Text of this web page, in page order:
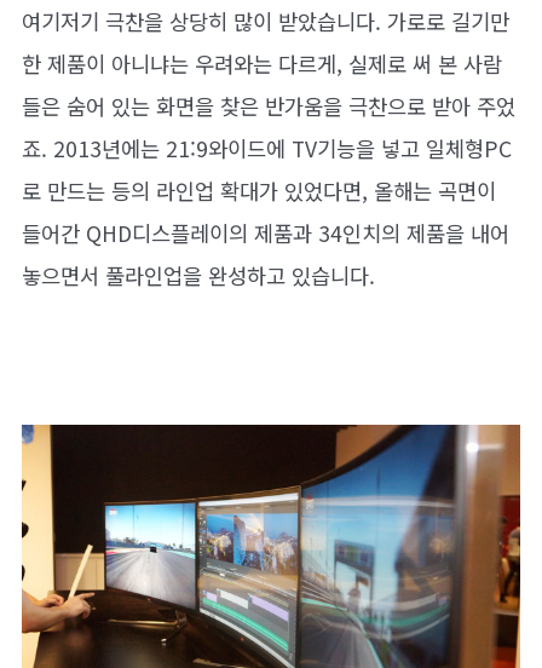
여기저기 극찬을 상당히 많이 받았습니다. 가로로 길기만
한 제품이 아니냐는 우려와는 다르게, 실제로 써 본 사람
들은 숨어 있는 화면을 찾은 반가움을 극찬으로 받아 주었
죠. 2013년에는 21:9와이드에 TV기능을 넣고 일체형PC
로 만드는 등의 라인업 확대가 있었다면, 올해는 곡면이
들어간 QHD디스플레이의 제품과 34인치의 제품을 내어
놓으면서 풀라인업을 완성하고 있습니다.